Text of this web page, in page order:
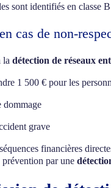
sont identifiés en classe
cas de non-
la détection de réseaux
1 500 € pour les
dommage
grave
financières
prévention par une